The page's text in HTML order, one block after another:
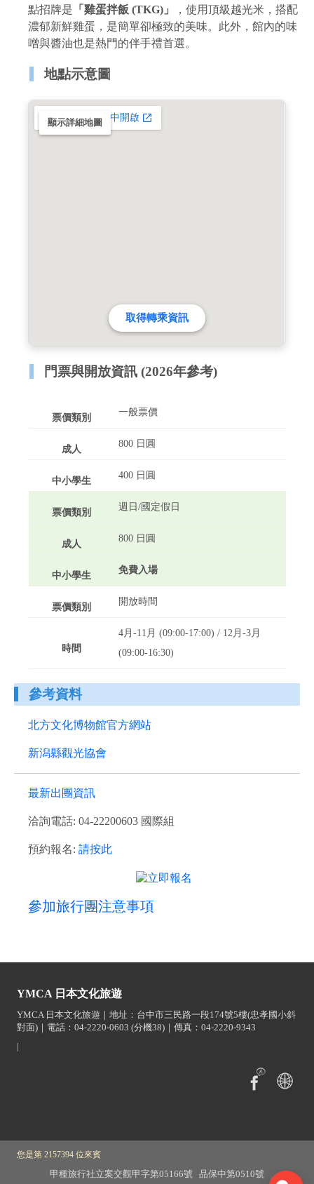
點招牌是 「雞蛋拌飯 (TKG)」
，使用頂級越光米，搭配
濃郁新鮮雞蛋，是簡單卻極致的美味。此外，館內的味
噌與醬油也是熱門的伴手禮首選。
地點示意圖
顯示詳細地圖
取得轉乘資訊
門票與開放資訊 (2026年參考)
一般票價
800 日圓
400 日圓
週日/國定假日
800 日圓
免費入場
開放時間
4月-11月 (09:00-17:00) / 12月-3月
(09:00-16:30)
參考資料
北方文化博物館官方網站
新潟縣觀光協會
最新出團資訊
洽詢電話: 04-22200603 國際組
預約報名: 請按此
參加旅行團注意事項
YMCA 日本文化旅遊
YMCA 日本文化旅遊｜地址：台中市三民路一段174號5樓(忠孝國小斜
對面)｜電話：04-2220-0603 (分機38)｜傳真：04-2220-9343
|
您是第 2157394 位來賓
甲種旅行社立案交觀甲字第05166號 品保中第0510號